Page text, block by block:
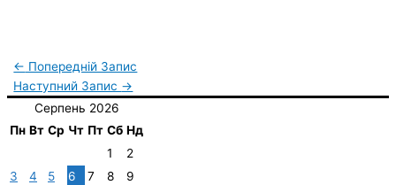
← Попередній Запис
Наступний Запис →
Серпень 2026
Пн Вт Ср Чт Пт Сб Нд
1
2
3
4 5 6 7 8
9